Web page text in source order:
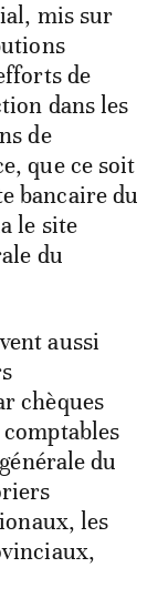
mis sur
de
dans les
de
que ce soit
bancaire du
le site
du
aussi
chèques
du
les